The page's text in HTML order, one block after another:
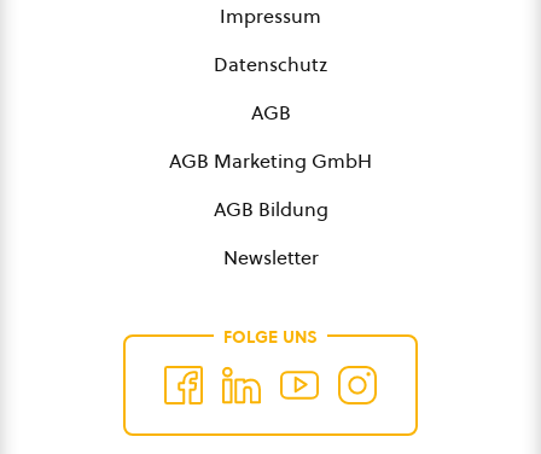
Impressum
Datenschutz
AGB
AGB Marketing GmbH
AGB Bildung
Newsletter
FOLGE UNS